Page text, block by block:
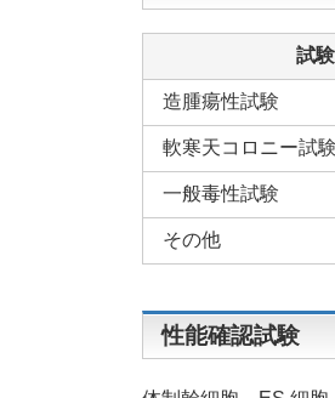
試
造腫瘍性試験
軟寒天コロニー試験
一般毒性試験
その他
性能確認試験